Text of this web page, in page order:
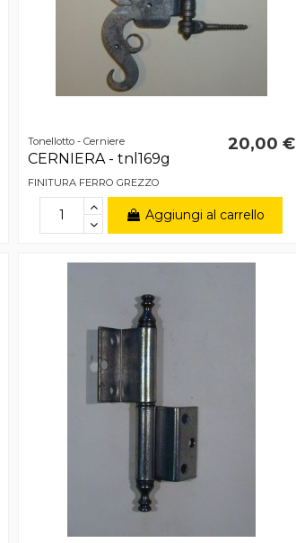
Tonellotto - Cerniere
CERNIERA - tnl169g
20,00 €
FINITURA FERRO GREZZO
Aggiungi al carrello